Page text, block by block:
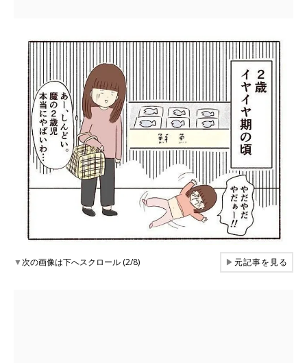
▼次の画像は下へスクロール (2/8) ▶元記事を見る